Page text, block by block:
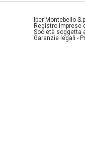
Iper Montebello
Registro Imprese
Società soggetta
Garanzie legali -